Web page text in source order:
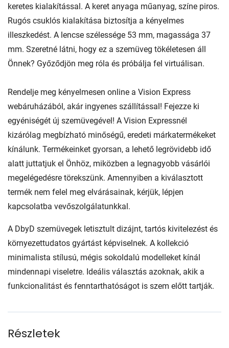
keretes kialakítással. A keret anyaga műanyag, színe piros.
Rugós csuklós kialakítása biztosítja a kényelmes
illeszkedést. A lencse szélessége 53 mm, magassága 37
mm. Szeretné látni, hogy ez a szemüveg tökéletesen áll
Önnek? Győződjön meg róla és próbálja fel virtuálisan.
Rendelje meg kényelmesen online a Vision Express
webáruházából, akár ingyenes szállítással! Fejezze ki
egyéniségét új szemüvegével! A Vision Expressnél
kizárólag megbízható minőségű, eredeti márkatermékeket
kínálunk. Termékeinket gyorsan, a lehető legrövidebb idő
alatt juttatjuk el Önhöz, miközben a legnagyobb vásárlói
megelégedésre törekszünk. Amennyiben a kiválasztott
termék nem felel meg elvárásainak, kérjük, lépjen
kapcsolatba vevőszolgálatunkkal.
A DbyD szemüvegek letisztult dizájnt, tartós kivitelezést és
környezettudatos gyártást képviselnek. A kollekció
minimalista stílusú, mégis sokoldalú modelleket kínál
mindennapi viseletre. Ideális választás azoknak, akik a
funkcionalitást és fenntarthatóságot is szem előtt tartják.
Részletek